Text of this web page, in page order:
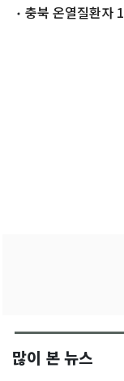
년 충북 온열질환자
많이 본 뉴스